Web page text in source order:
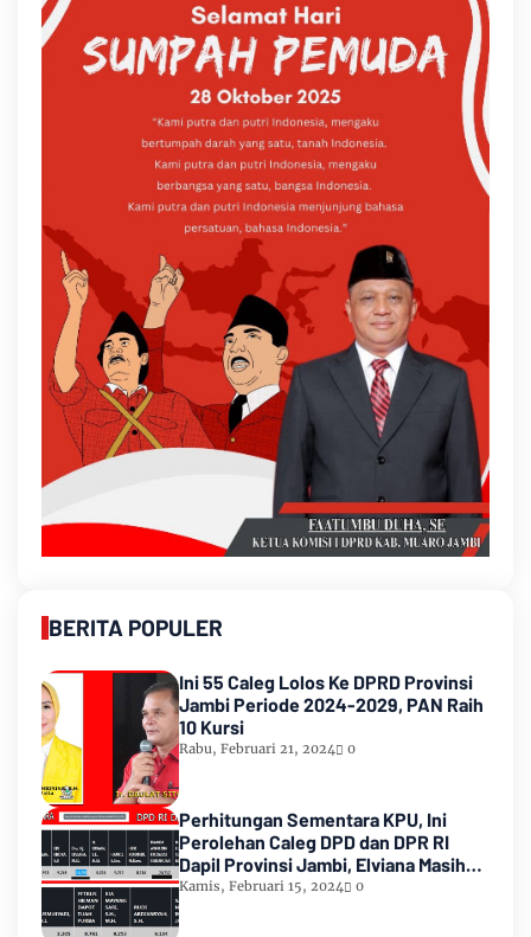
BERITA POPULER
Ini 55 Caleg Lolos Ke DPRD Provinsi
Jambi Periode 2024-2029, PAN Raih
10 Kursi
Rabu, Februari 21, 2024 0
Perhitungan Sementara KPU, Ini
Perolehan Caleg DPD dan DPR RI
Dapil Provinsi Jambi, Elviana Masih
Urutan Kedua Teratas
Kamis, Februari 15, 2024 0